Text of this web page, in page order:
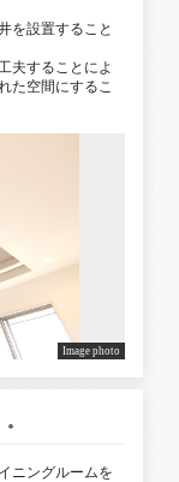
を設置すること
夫することによ
た空間にするこ
Image photo
ニングルームを